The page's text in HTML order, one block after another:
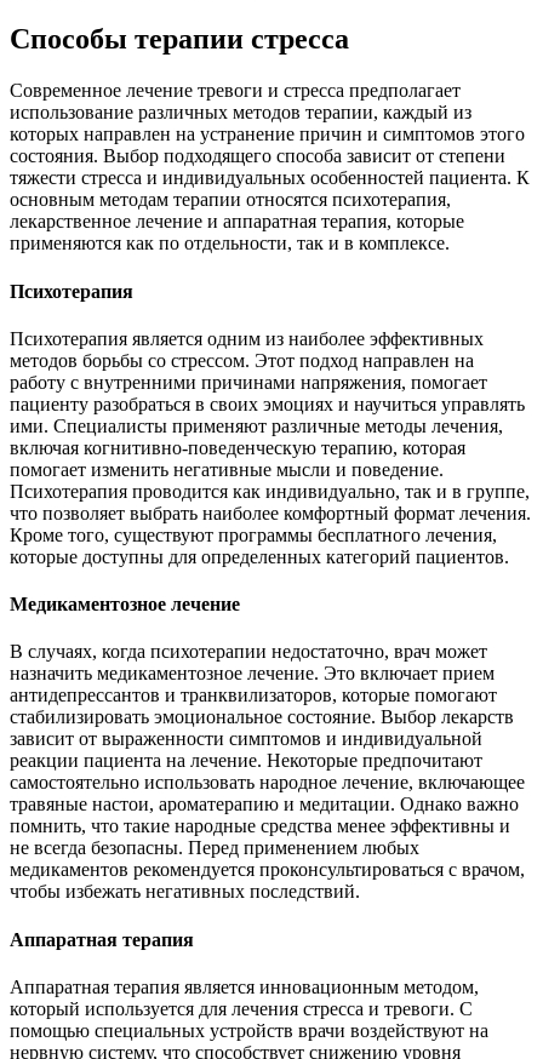
Способы терапии стресса
Современное лечение тревоги и стресса предполагает
использование различных методов терапии, каждый из
которых направлен на устранение причин и симптомов этого
состояния. Выбор подходящего способа зависит от степени
тяжести стресса и индивидуальных особенностей пациента. К
основным методам терапии относятся психотерапия,
лекарственное лечение и аппаратная терапия, которые
применяются как по отдельности, так и в комплексе.
Психотерапия
Психотерапия является одним из наиболее эффективных
методов борьбы со стрессом. Этот подход направлен на
работу с внутренними причинами напряжения, помогает
пациенту разобраться в своих эмоциях и научиться управлять
ими. Специалисты применяют различные методы лечения,
включая когнитивно-поведенческую терапию, которая
помогает изменить негативные мысли и поведение.
Психотерапия проводится как индивидуально, так и в группе,
что позволяет выбрать наиболее комфортный формат лечения.
Кроме того, существуют программы бесплатного лечения,
которые доступны для определенных категорий пациентов.
Медикаментозное лечение
В случаях, когда психотерапии недостаточно, врач может
назначить медикаментозное лечение. Это включает прием
антидепрессантов и транквилизаторов, которые помогают
стабилизировать эмоциональное состояние. Выбор лекарств
зависит от выраженности симптомов и индивидуальной
реакции пациента на лечение. Некоторые предпочитают
самостоятельно использовать народное лечение, включающее
травяные настои, ароматерапию и медитации. Однако важно
помнить, что такие народные средства менее эффективны и
не всегда безопасны. Перед применением любых
медикаментов рекомендуется проконсультироваться с врачом,
чтобы избежать негативных последствий.
Аппаратная терапия
Аппаратная терапия является инновационным методом,
который используется для лечения стресса и тревоги. С
помощью специальных устройств врачи воздействуют на
нервную систему, что способствует снижению уровня